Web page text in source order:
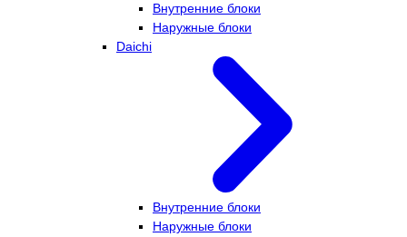
Внутренние блоки
Наружные блоки
Daichi
Внутренние блоки
Наружные блоки